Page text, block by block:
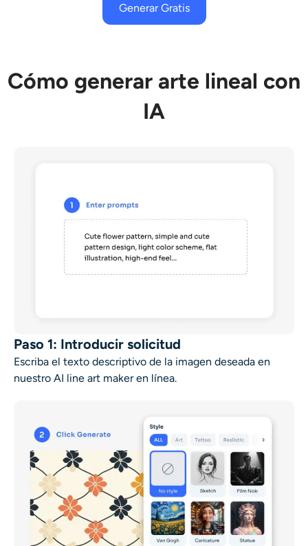
Generar Gratis
Cómo generar arte lineal con
IA
Paso 1: Introducir solicitud
Escriba el texto descriptivo de la imagen deseada en
nuestro AI line art maker en línea.